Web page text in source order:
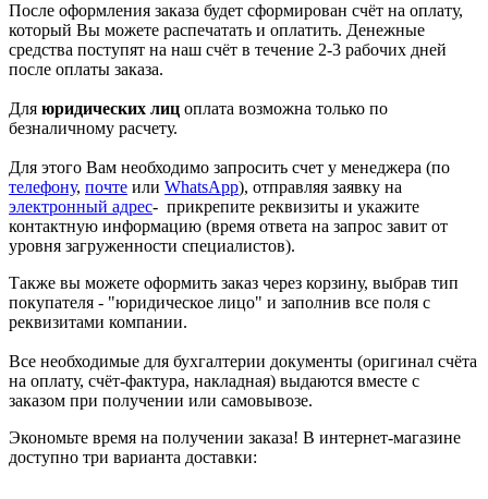
После оформления заказа будет сформирован счёт на оплату,
который Вы можете распечатать и оплатить. Денежные
средства поступят на наш счёт в течение 2-3 рабочих дней
после оплаты заказа.
Для юридических лиц оплата возможна только по
безналичному расчету.
Для этого Вам необходимо запросить счет у менеджера (по
телефону, почте или WhatsApp), отправляя заявку на
электронный адрес- прикрепите реквизиты и укажите
контактную информацию (время ответа на запрос завит от
уровня загруженности специалистов).
Также вы можете оформить заказ через корзину, выбрав тип
покупателя - "юридическое лицо" и заполнив все поля с
реквизитами компании.
Все необходимые для бухгалтерии документы (оригинал счёта
на оплату, счёт-фактура, накладная) выдаются вместе с
заказом при получении или самовывозе.
Экономьте время на получении заказа! В интернет-магазине
доступно три варианта доставки: